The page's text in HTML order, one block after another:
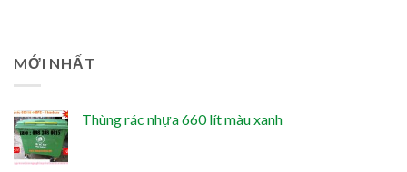
MỚI NHẤT
Thùng rác nhựa 660 lít màu xanh